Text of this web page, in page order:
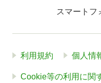
スマートフ
利用規約 個人情
Cookie等の利用に関